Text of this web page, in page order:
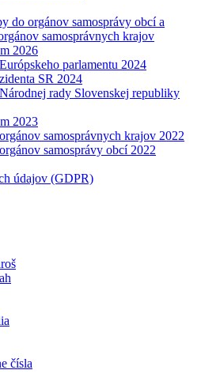
do orgánov samosprávy obcí a
samosprávnych krajov
2026
parlamentu 2024
SR 2024
rady Slovenskej republiky
2023
samosprávnych krajov 2022
samosprávy obcí 2022
údajov (GDPR)
čísla